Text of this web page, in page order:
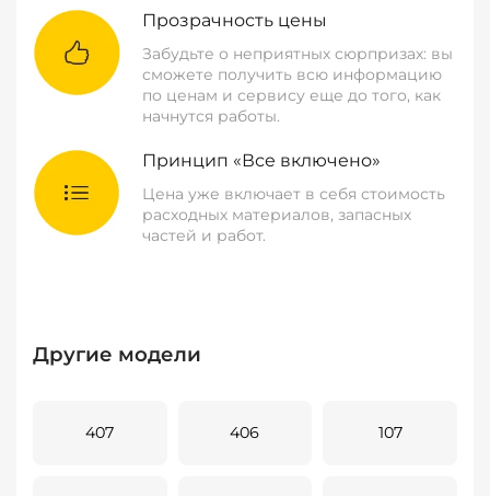
Прозрачность цены
Забудьте о неприятных сюрпризах: вы
сможете получить всю информацию
по ценам и сервису еще до того, как
начнутся работы.
Принцип «Все включено»
Цена уже включает в себя стоимость
расходных материалов, запасных
частей и работ.
Другие модели
407 406 107